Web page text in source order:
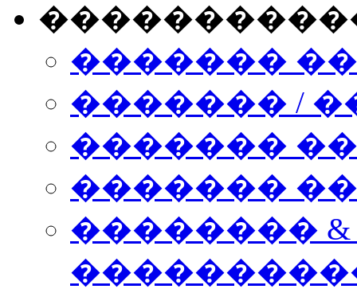
�������
������� /
�������
������� ���
��������